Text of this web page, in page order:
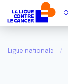
Ligue nationale